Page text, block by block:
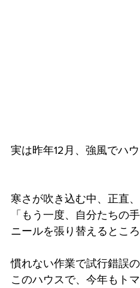
実は昨年12月、強風でハ
寒さが吹き込む中、正直
「もう一度、自分たちの
ニールを張り替えるとこ
慣れない作業で試行錯誤
このハウスで、今年もト